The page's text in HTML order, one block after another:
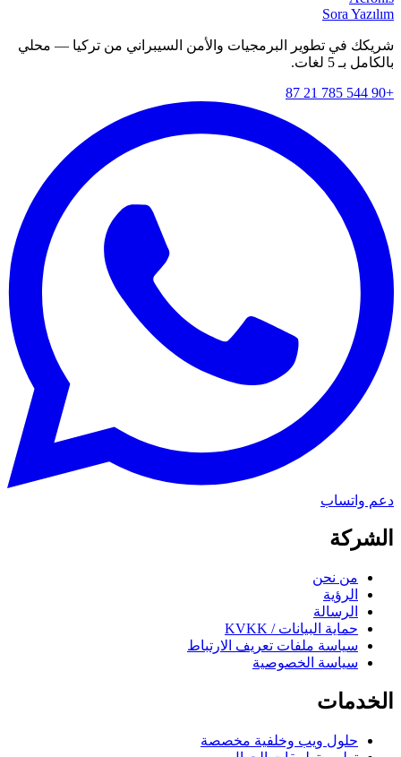
Sora Yazılım
شريكك في تطوير البرمجيات والأمن السيبراني من تركيا — محلي
بالكامل بـ 5 لغات.
+90 544 785 21 87
دعم واتساب
الشركة
من نحن
الرؤية
الرسالة
حماية البيانات / KVKK
سياسة ملفات تعريف الارتباط
سياسة الخصوصية
الخدمات
حلول ويب وخلفية مخصصة